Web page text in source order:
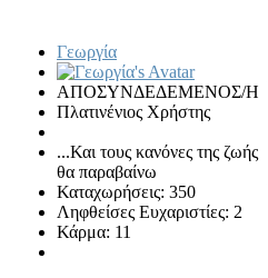
Γεωργία
ΑΠΟΣΥΝΔΕΔΕΜΕΝΟΣ/Η
Πλατινένιος Χρήστης
...Και τους κανόνες της ζωής
θα παραβαίνω
Καταχωρήσεις: 350
Ληφθείσες Ευχαριστίες: 2
Κάρμα: 11